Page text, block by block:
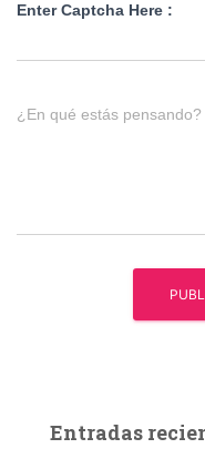
Enter Captcha Here :
¿En qué estás pensando?
Entradas